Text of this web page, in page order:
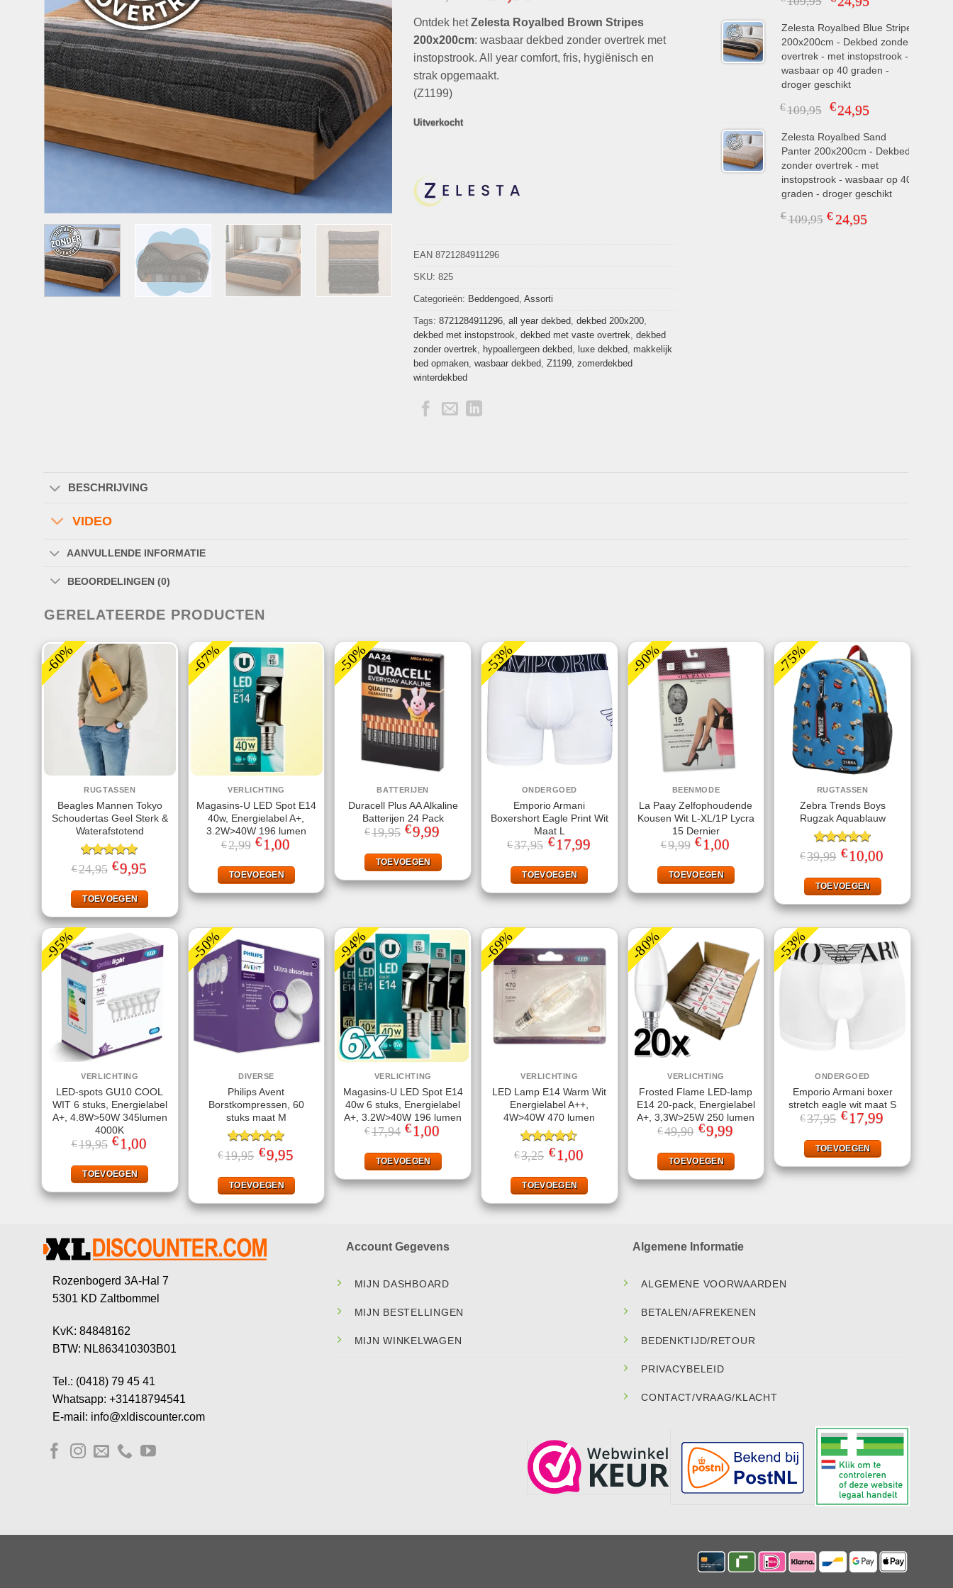
was:
€109,95.
is:
€24,95.
Ontdek hetZelesta Royalbed Brown Stripes
200x200cm: wasbaar dekbed zonder overtrek met
instopstrook. All year comfort, fris, hygiënisch en
strak opgemaakt.
(Z1199)
Uitverkocht
EAN 8721284911296
SKU: 825
Categorieën: Beddengoed, Assorti
Tags: 8721284911296, all year dekbed, dekbed 200x200,
dekbed met instopstrook dekbed met vaste overtrek dekbed
zonder overtrek
hypoallergeen dekbed, luxe dekbed, makkelijk
bed opmaken, wasbaar dekbed, Z1199, zomerdekbed
winterdekbed
was:
€109,95.
is:
€24,95.
Zelesta Royalbed Blue Stripes
200x200cm - Dekbed zonder
overtrek - met instopstrook -
wasbaar op 40 graden -
droger geschikt
€109,95Oorspronkelijke
was:
€109,95.
€24,95Huidige
is:
€24,95.
Zelesta Royalbed Sand
Panter 200x200cm - Dekbed
zonder overtrek - met
instopstrook - wasbaar op 40
graden - droger geschikt
€109,95Oorspronkelijke
€ 24,95Huidige
BESCHRIJVING
VIDEO
AANVULLENDE INFORMATIE
BEOORDELINGEN (0)
GERELATEERDE PRODUCTEN
-60%
RUGTASSEN
Beagles Mannen Tokyo
Schoudertas Geel Sterk &
Waterafstotend
Gewaardeerd
5.00 uit 5
€24,95 Oorspronkelijke
prijs
€24,95.
€9,95
€9,95.
TOEVOEGEN
-67%
VERLICHTING
Magasins-U LED Spot E14
40w, Energielabel A+,
3.2W>40W 196 lumen
€2,99 Oorspronkelijke
prijs
€2,99.
€ 1,00
€1,00.
TOEVOEGEN
-50%
BATTERIJEN
Duracell Plus AA Alkaline
Batterijen 24 Pack
€19,95 Oorspronkelijke
prijs
€19,95.
€9,99
€9,99.
TOEVOEGEN
-53%
ONDERGOED
Emporio Armani
Boxershort Eagle Print Wit
Maat L
€37,95 Oorspronkelijke
prijs
€37,95.
€ 17,99Huidige
TOEVOEGEN
-90%
BEENMODE
La Paay Zelfophoudende
Kousen Wit L-XL/1P Lycra
15 Dernier
€9,99 Oorspronkelijke
prijs
€9,99.
€ 1,00
€1,00.
TOEVOEGEN
-75%
RUGTASSEN
Zebra Trends Boys
Rugzak Aquablauw
Gewaardeerd
5.00uit 5
€39,99 Oorspronkelijke
prijs
€39,99.
€ 10,00Huidige
TOEVOEGEN
-95%
VERLICHTING
LED-spots GU10 COOL
WIT 6 stuks, Energielabel
A+, 4.8W>50W 345lumen
4000K
€19,95 Oorspronkelijke
prijs
€19,95.
€ 1,00
€1,00.
TOEVOEGEN
-50%
DIVERSE
Philips Avent
Borstkompressen, 60
stuks maat M
Gewaardeerd
5.00 uit 5
€19,95 Oorspronkelijke
prijs
€19,95.
€9,95prijs
€9,95.
TOEVOEGEN
-94%
VERLICHTING
Magasins-U LED Spot E14
40w 6 stuks, Energielabel
A+, 3.2W>40W 196 lumen
€17,94 Oorspronkelijke
prijs
€17,94.
€ 1,00
€1,00.
TOEVOEGEN
-69%
VERLICHTING
LED Lamp E14 Warm Wit
Energielabel A++,
4W>40W 470 lumen
Gewaardeerd
4.50uit 5
€3,25 Oorspronkelijke
prijs
€3,25.
€ 1,00Huidige
€1,00.
TOEVOEGEN
-80%
VERLICHTING
Frosted Flame LED-lamp
E14 20-pack, Energielabel
A+, 3,3W>25W 250 lumen
€49,90 Oorspronkelijke
prijs
€49,90.
€9,99Huidige
€9,99.
TOEVOEGEN
-53%
ONDERGOED
Emporio Armani boxer
stretch eagle wit maat S
€37,95 Oorspronkelijke
prijs
€37,95.
€ 17,99Huidige
TOEVOEGEN
Rozenbogerd 3A-Hal 7
5301 KD Zaltbommel
KvK: 84848162
BTW: NL863410303B01
Tel.: (0418) 79 45 41
Whatsapp: +31418794541
E-mail: info@xldiscounter.com
Account Gegevens
MIJN DASHBOARD
MIJN BESTELLINGEN
MIJN WINKELWAGEN
Algemene Informatie
ALGEMENE VOORWAARDEN
BETALEN/AFREKENEN
BEDENKTIJD/RETOUR
PRIVACYBELEID
CONTACT/VRAAG/KLACHT